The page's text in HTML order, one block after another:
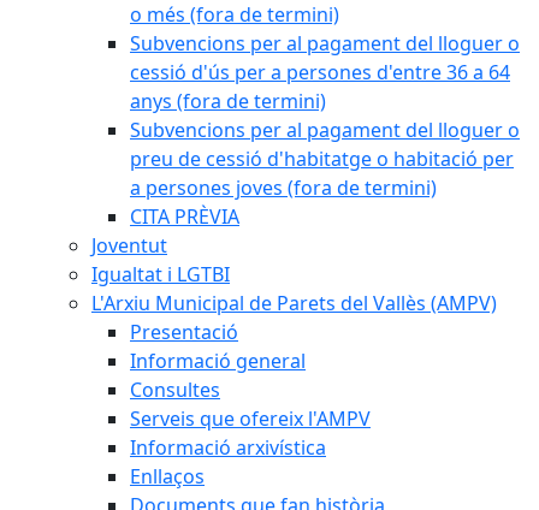
o més (fora de termini)
Subvencions per al pagament del lloguer o
cessió d'ús per a persones d'entre 36 a 64
anys (fora de termini)
Subvencions per al pagament del lloguer o
preu de cessió d'habitatge o habitació per
a persones joves (fora de termini)
CITA PRÈVIA
Joventut
Igualtat i LGTBI
L'Arxiu Municipal de Parets del Vallès (AMPV)
Presentació
Informació general
Consultes
Serveis que ofereix l'AMPV
Informació arxivística
Enllaços